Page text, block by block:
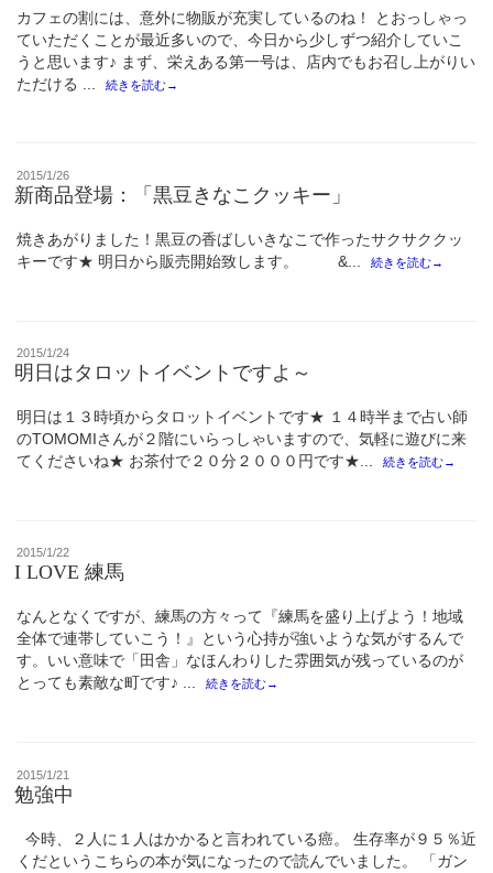
カフェの割には、意外に物販が充実しているのね！ とおっしゃっ
ていただくことが最近多いので、今日から少しずつ紹介していこ
うと思います♪ まず、栄えある第一号は、店内でもお召し上がりい
ただける ...
続きを読む→
投
稿
日:
2015/1/26
新商品登場：「黒豆きなこクッキー」
焼きあがりました！黒豆の香ばしいきなこで作ったサクサククッ
キーです★ 明日から販売開始致します。 &...
続きを読む→
投
稿
日:
2015/1/24
明日はタロットイベントですよ～
明日は１３時頃からタロットイベントです★ １４時半まで占い師
のTOMOMIさんが２階にいらっしゃいますので、気軽に遊びに来
てくださいね★ お茶付で２０分２０００円です★...
続きを読む→
投
稿
日:
2015/1/22
I LOVE 練馬
なんとなくですが、練馬の方々って『練馬を盛り上げよう！地域
全体で連帯していこう！』という心持が強いような気がするんで
す。いい意味で「田舎」なほんわりした雰囲気が残っているのが
とっても素敵な町です♪ ...
続きを読む→
投
稿
日:
2015/1/21
勉強中
今時、２人に１人はかかると言われている癌。 生存率が９５％近
くだというこちらの本が気になったので読んでいました。 「ガン